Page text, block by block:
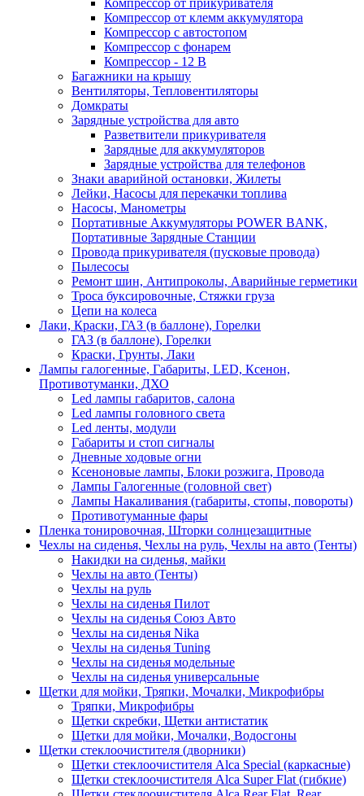
Компрессор от прикуривателя
Компрессор от клемм аккумулятора
Компрессор с автостопом
Компрессор с фонарем
Компрессор - 12 В
Багажники на крышу
Вентиляторы, Тепловентиляторы
Домкраты
Зарядные устройства для авто
Разветвители прикуривателя
Зарядные для аккумуляторов
Зарядные устройства для телефонов
Знаки аварийной остановки, Жилеты
Лейки, Насосы для перекачки топлива
Насосы, Манометры
Портативные Аккумуляторы POWER BANK,
Портативные Зарядные Станции
Провода прикуривателя (пусковые провода)
Пылесосы
Ремонт шин, Антипроколы, Аварийные герметики
Троса буксировочные, Стяжки груза
Цепи на колеса
Лаки, Краски, ГАЗ (в баллоне), Горелки
ГАЗ (в баллоне), Горелки
Краски, Грунты, Лаки
Лампы галогенные, Габариты, LED, Ксенон,
Противотуманки, ДХО
Led лампы габаритов, салона
Led лампы головного света
Led ленты, модули
Габариты и стоп сигналы
Дневные ходовые огни
Ксеноновые лампы, Блоки розжига, Провода
Лампы Галогенные (головной свет)
Лампы Накаливания (габариты, стопы, повороты)
Противотуманные фары
Пленка тонировочная, Шторки солнцезащитные
Чехлы на сиденья, Чехлы на руль, Чехлы на авто (Тенты)
Накидки на сиденья, майки
Чехлы на авто (Тенты)
Чехлы на руль
Чехлы на сиденья Пилот
Чехлы на сиденья Союз Авто
Чехлы на сиденья Nika
Чехлы на сиденья Tuning
Чехлы на сиденья модельные
Чехлы на сиденья универсальные
Щетки для мойки, Тряпки, Мочалки, Микрофибры
Тряпки, Микрофибры
Щетки скребки, Щетки антистатик
Щетки для мойки, Мочалки, Водосгоны
Щетки стеклоочистителя (дворники)
Щетки стеклоочистителя Alca Special (каркасные)
Щетки стеклоочистителя Alca Super Flat (гибкие)